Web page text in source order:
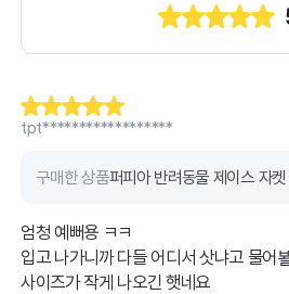
tpt******************
구매한 상품퍼피아 반려동물 제이스 자
엄청 예뻐용 ㅋㅋ
입고 나가니까 다들 어디서 삿냐고 물어
사이즈가 작게 나오긴 햇네요